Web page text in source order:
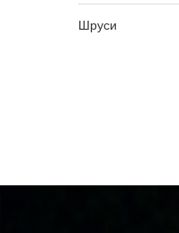
Шруси
Підвісний
DODGE RAM,